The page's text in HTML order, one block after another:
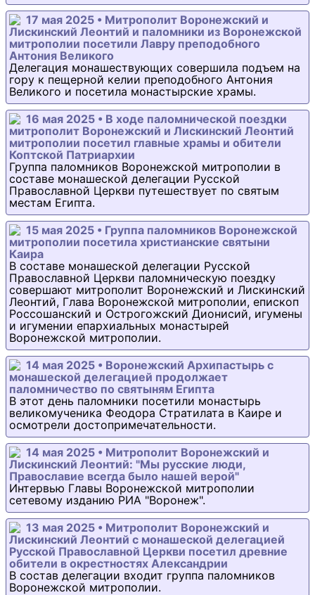
17 мая 2025 • Митрополит Воронежский и
Лискинский Леонтий и паломники из Воронежской
митрополии посетили Лавру преподобного
Антония Великого
Делегация монашествующих совершила подъем на
гору к пещерной келии преподобного Антония
Великого и посетила монастырские храмы.
16 мая 2025 • В ходе паломнической поездки
митрополит Воронежский и Лискинский Леонтий
митрополии посетил главные храмы и обители
Коптской Патриархии
Группа паломников Воронежской митрополии в
составе монашеской делегации Русской
Православной Церкви путешествует по святым
местам Египта.
15 мая 2025 • Группа паломников Воронежской
митрополии посетила христианские святыни
Каира
В составе монашеской делегации Русской
Православной Церкви паломническую поездку
совершают митрополит Воронежский и Лискинский
Леонтий, Глава Воронежской митрополии, епископ
Россошанский и Острогожский Дионисий, игумены
и игумении епархиальных монастырей
Воронежской митрополии.
14 мая 2025 • Воронежский Архипастырь с
монашеской делегацией продолжает
паломничество по святыням Египта
В этот день паломники посетили монастырь
великомученика Феодора Стратилата в Каире и
осмотрели достопримечательности.
14 мая 2025 • Митрополит Воронежский и
Лискинский Леонтий: "Мы русские люди,
Православие всегда было нашей верой"
Интервью Главы Воронежской митрополии
сетевому изданию РИА "Воронеж".
13 мая 2025 • Митрополит Воронежский и
Лискинский Леонтий с монашеской делегацией
Русской Православной Церкви посетил древние
обители в окрестностях Александрии
В состав делегации входит группа паломников
Воронежской митрополии.